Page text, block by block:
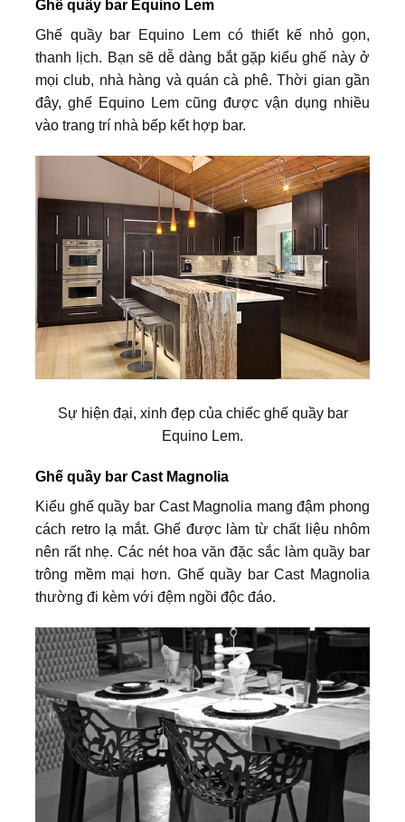
Ghế quầy bar Equino Lem
Ghế quầy bar Equino Lem có thiết kế nhỏ gọn,
thanh lịch. Bạn sẽ dễ dàng bắt gặp kiểu ghế này ở
mọi club, nhà hàng và quán cà phê. Thời gian gần
đây, ghế Equino Lem cũng được vận dụng nhiều
vào trang trí nhà bếp kết hợp bar.
Sự hiện đại, xinh đẹp của chiếc ghế quầy bar
Equino Lem.
Ghế quầy bar Cast Magnolia
Kiểu ghế quầy bar Cast Magnolia mang đậm phong
cách retro lạ mắt. Ghế được làm từ chất liệu nhôm
nên rất nhẹ. Các nét hoa văn đặc sắc làm quầy bar
trông mềm mại hơn. Ghế quầy bar Cast Magnolia
thường đi kèm với đệm ngồi độc đáo.